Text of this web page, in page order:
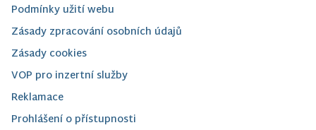
Podmínky užití webu
Zásady zpracování osobních údajů
Zásady cookies
VOP pro inzertní služby
Reklamace
Prohlášení o přístupnosti